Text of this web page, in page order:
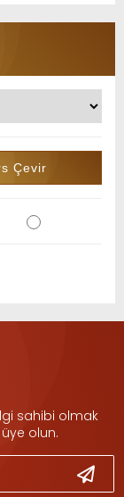
sahibi olmak
olun.